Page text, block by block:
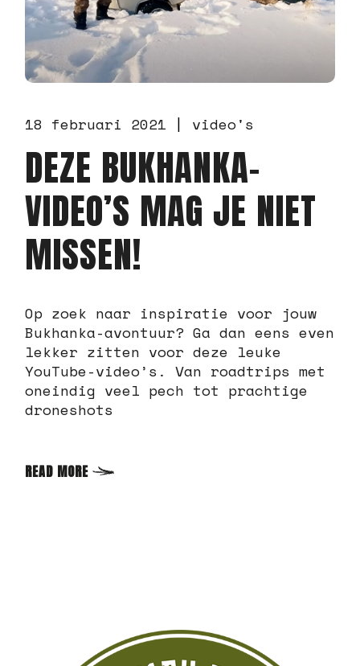
18 februari 2021 video's
DEZE BUKHANKA-
VIDEO’S MAG JE NIET
MISSEN!
Op zoek naar inspiratie voor jouw
Bukhanka-avontuur? Ga dan eens even
lekker zitten voor deze leuke
YouTube-video’s. Van roadtrips met
oneindig veel pech tot prachtige
droneshots
READ MORE